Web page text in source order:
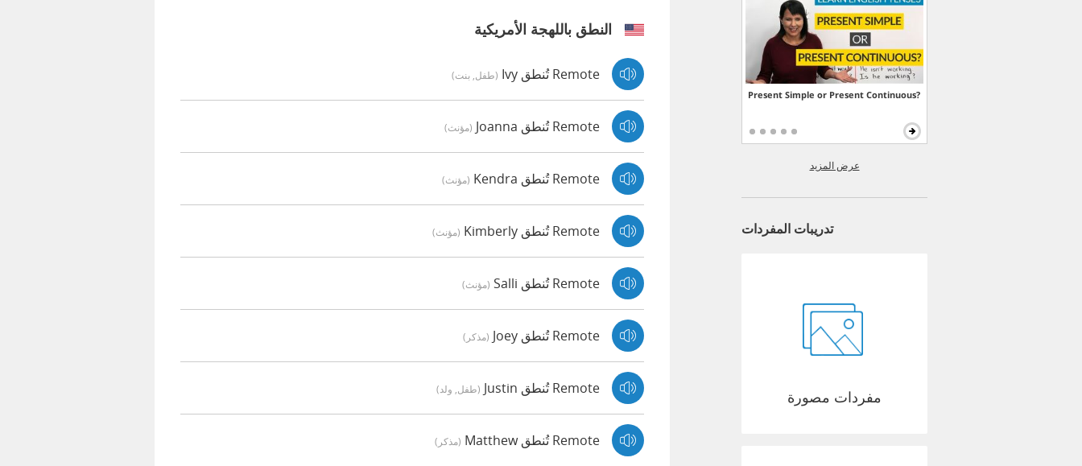
النطق باللهجة الأمريكية
Remote تُنطق Ivy (طفل, بنت)
Remote تُنطق Joanna (مؤنث)
Remote تُنطق Kendra (مؤنث)
Remote تُنطق Kimberly (مؤنث)
Remote تُنطق Salli (مؤنث)
Remote تُنطق Joey (مذكر)
Remote تُنطق Justin (طفل, ولد)
Remote تُنطق Matthew (مذكر)
Present Simple or Present Continuous?
عرض المزيد
تدريبات المفردات
مفردات مصورة